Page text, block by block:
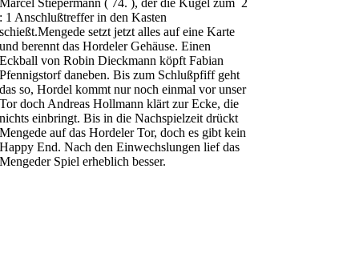
Marcel Stiepermann ( 74. ), der die Kugel zum 2
: 1 Anschlußtreffer in den Kasten
schießt.Mengede setzt jetzt alles auf eine Karte
und berennt das Hordeler Gehäuse. Einen
Eckball von Robin Dieckmann köpft Fabian
Pfennigstorf daneben. Bis zum Schlußpfiff geht
das so, Hordel kommt nur noch einmal vor unser
Tor doch Andreas Hollmann klärt zur Ecke, die
nichts einbringt. Bis in die Nachspielzeit drückt
Mengede auf das Hordeler Tor, doch es gibt kein
Happy End. Nach den Einwechslungen lief das
Mengeder Spiel erheblich besser.